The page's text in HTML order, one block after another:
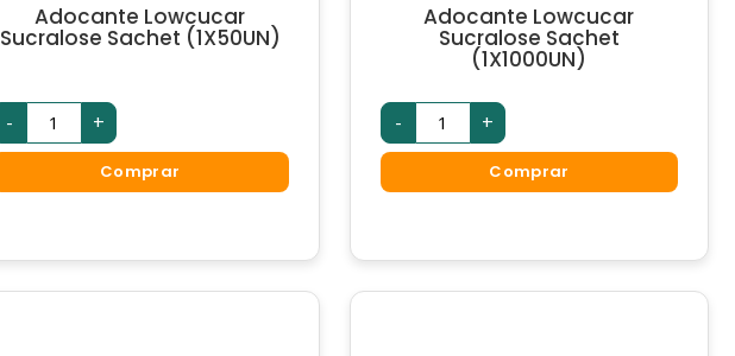
Adocante Lowcucar
Sucralose Sachet (1X50UN)
- Adocante
Lowcucar
Sucralose
(1X50UN)
+
Comprar
Adocante Lowcucar
Sucralose Sachet
(1X1000UN)
- Adocante
Lowcucar
Sucralose
(1X1000UN)
+
Comprar